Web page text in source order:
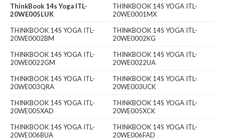
ThinkBook 14s Yoga ITL-
20WE005LUK
THINKBOOK 14S YOGA ITL-
20WE0001MX
THINKBOOK 14S YOGA ITL-
20WE0002BM
THINKBOOK 14S YOGA ITL-
20WE0002KG
THINKBOOK 14S YOGA ITL-
20WE0022GM
THINKBOOK 14S YOGA ITL-
20WE0022UA
THINKBOOK 14S YOGA ITL-
20WE003QRA
THINKBOOK 14S YOGA ITL-
20WE003UCK
THINKBOOK 14S YOGA ITL-
20WE005XAD
THINKBOOK 14S YOGA ITL-
20WE005XCK
THINKBOOK 14S YOGA ITL-
20WE006BUA
THINKBOOK 14S YOGA ITL-
20WE006FAD